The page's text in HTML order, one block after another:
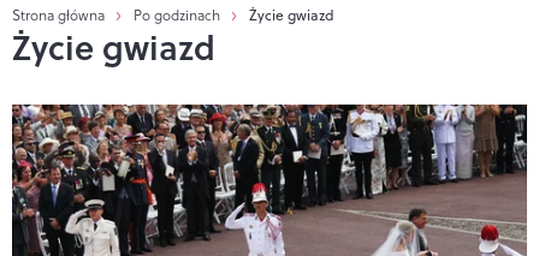
Strona główna Po godzinach Życie gwiazd
Życie gwiazd